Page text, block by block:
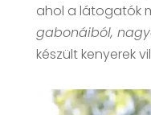
ahol a látogatók
gabonáiból,
készült kenyerek